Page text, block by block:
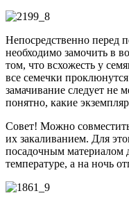
Непосредственно перед
необходимо замочить в
том, что всхожесть у
все семечки
замачивание следует не
понятно, какие
Совет! Можно
их закаливанием. Для
посадочным материалом
температуре, а на ночь